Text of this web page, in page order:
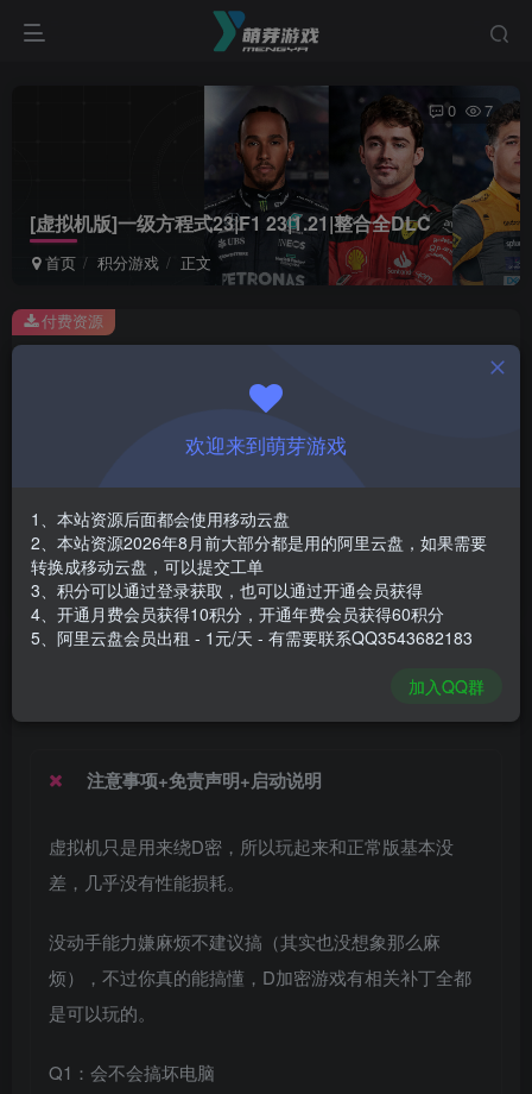
[虚拟机版]一级方程式23|F1 23|1.21|整合全DLC
首页 积分游戏 正文
0 7
此内容为付费资源，请付费后查看
1积分
安装包大小
57.5 GB
游戏本体大小
付费资源
关注 私信
注意事项+免责声明+启动说明
虚拟机只是用来绕D密，所以玩起来和正常版基本没
差，几乎没有性能损耗。
没动手能力嫌麻烦不建议搞（其实也没想象那么麻
烦），不过你真的能搞懂，D加密游戏有相关补丁全都
是可以玩的。
Q1：会不会搞坏电脑
欢迎来到萌芽游戏
1、本站资源后面都会使用移动云盘
2、本站资源2026年8月前大部分都是用的阿里云盘，如果需要
转换成移动云盘，可以提交工单
3、积分可以通过登录获取，也可以通过开通会员获得
4、开通月费会员获得10积分，开通年费会员获得60积分
5、阿里云盘会员出租 - 1元/天 - 有需要联系QQ3543682183
加入QQ群